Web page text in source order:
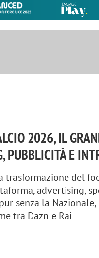
2026, IL
PUBBLICITÀ E
trasformazione del
advertising,
senza la
tra Dazn e Rai